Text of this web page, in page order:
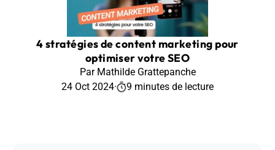
4 stratégies de content marketing pour
optimiser votre SEO
Par Mathilde Grattepanche
24 Oct 2024· 9 minutes de lecture